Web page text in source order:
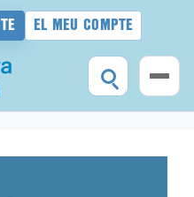
EL MEU COMPTE